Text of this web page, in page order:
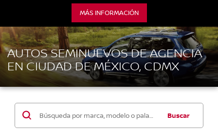
MÁS INFORMACIÓN
AUTOS SEMINUEVOS DE AGENCIA
EN CIUDAD DE MÉXICO, CDMX
Buscar